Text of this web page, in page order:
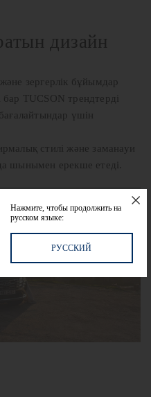
дизайн
зергерлік бұйымдар
TUCSON трендтерді
үшін
стилі және заманауи
шынымен ерекше етеді.
Нажмите, чтобы продолжить на
русском языке:
РУССКИЙ